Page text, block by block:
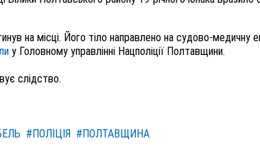
на місці. Його тіло направлено на судово-медичну
у Головному управлінні Нацполіції Полтавщини.
слідство.
#ПОЛІЦІЯ #ПОЛТАВЩИНА